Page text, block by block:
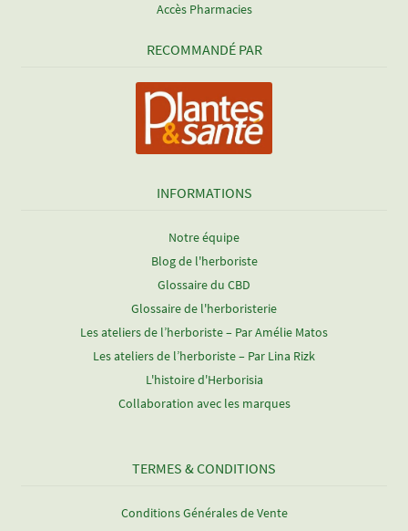
Accès Pharmacies
RECOMMANDÉ PAR
INFORMATIONS
Notre équipe
Blog de l'herboriste
Glossaire du CBD
Glossaire de l'herboristerie
Les ateliers de l’herboriste – Par Amélie Matos
Les ateliers de l’herboriste – Par Lina Rizk
L'histoire d'Herborisia
Collaboration avec les marques
TERMES & CONDITIONS
Conditions Générales de Vente